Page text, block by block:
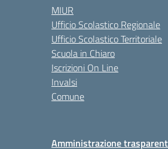
MIUR
Ufficio Scolastico Regionale
Ufficio Scolastico Territoriale
Scuola in Chiaro
Iscrizioni On Line
Invalsi
Comune
Amministrazione